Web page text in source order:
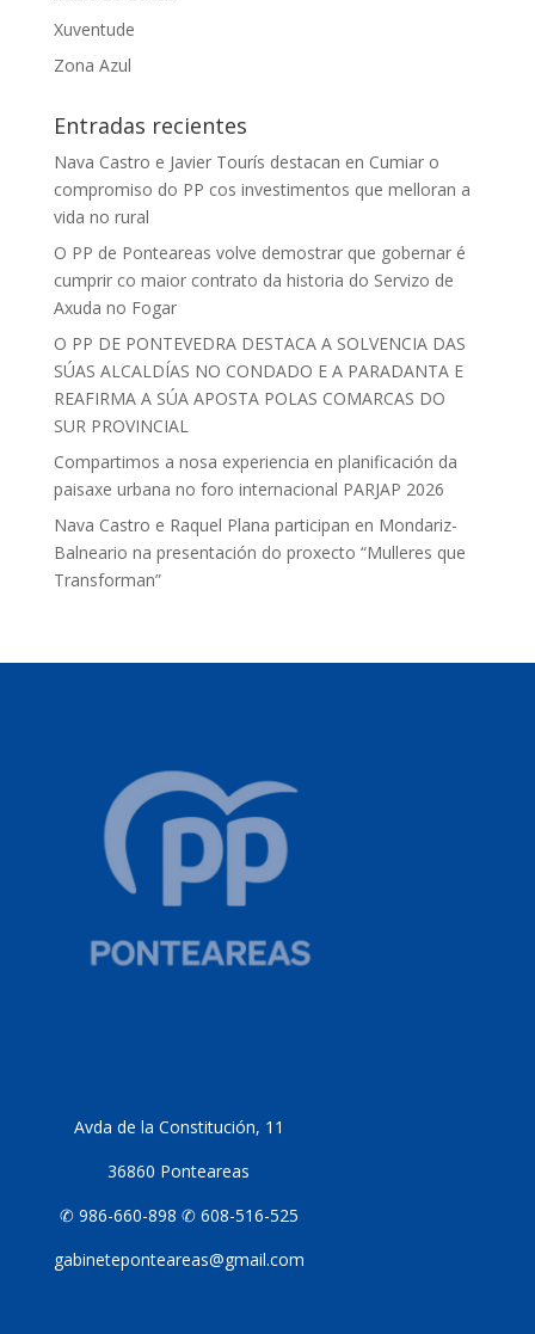
Xuventude
Zona Azul
Entradas recientes
Nava Castro e Javier Tourís destacan en Cumiar o
compromiso do PP cos investimentos que melloran a
vida no rural
O PP de Ponteareas volve demostrar que gobernar é
cumprir co maior contrato da historia do Servizo de
Axuda no Fogar
O PP DE PONTEVEDRA DESTACA A SOLVENCIA DAS
SÚAS ALCALDÍAS NO CONDADO E A PARADANTA E
REAFIRMA A SÚA APOSTA POLAS COMARCAS DO
SUR PROVINCIAL
Compartimos a nosa experiencia en planificación da
paisaxe urbana no foro internacional PARJAP 2026
Nava Castro e Raquel Plana participan en Mondariz-
Balneario na presentación do proxecto “Mulleres que
Transforman”
Avda de la Constitución, 11
36860 Ponteareas
✆ 986-660-898 ✆ 608-516-525
gabineteponteareas@gmail.com